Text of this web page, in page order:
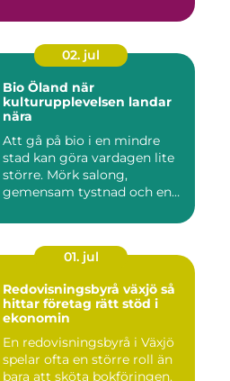
02. jul
Bio Öland när
kulturupplevelsen landar
nära
Att gå på bio i en mindre
stad kan göra vardagen lite
större. Mörk salong,
gemensam tystnad och en
01. jul
Redovisningsbyrå växjö så
hittar företag rätt stöd i
ekonomin
En redovisningsbyrå i Växjö
spelar ofta en större roll än
bara att sköta bokföringen.